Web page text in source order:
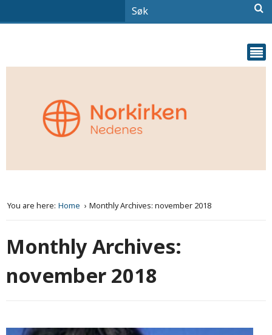
You are here: Home Monthly Archives: november 2018
Monthly Archives:
november 2018